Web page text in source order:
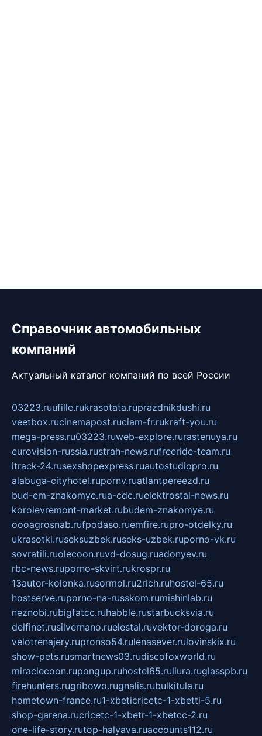
Справочник автомобильных
компаний
Актуальный каталог компаний по всей России
03223.ruufille.rukrasotata.ruprazdnikdushi.ru
veetbox.rucinemapost.ruciam-fr.rukraft-you.ru
mega-press.ru03223.ruweb-explore.rurastenuya.ru
eurovision-russia.rustrah-news.rufreeride-team.ru
itrack-24.rusexshopexpress.ruautostudiopro.ru
alabuga-cityhotel.rupornv.ruatlantpereezd.ru
bud-em-znakomye.rua-cdc.ruelektrostal-news.ru
korolevremont-market.rubudem-znakomye.ru
oooagrosnab.rufpodaso.ruemfire.rupro-otdelky.ru
ukrasotki.ruseksuzbek.ruseks-uzbek.ruporno-vk.ru
sovratili.ruolecoon.ruvd-dosug.ruadonyev.ru
rbc-news.ruporno-skvirt.rukrospr.ru
13autor-kolonka.rusormol.ru2rich.ruhostel-65.ru
hostserve.ruporno-na-russkom.rumishinlab.ru
neznobi.rubigfatcc.ruhabble.rustarbucksvia.ru
delfinet.rusilvernano.ruelestal.ruvektor-doroga.ru
velotrenajery.rupronso54.rulenasever.rulovinskix.ru
show-pets.rusmartnews03.rudiscofoxworld.ru
miraclecoon.rupongup.ruhostel65.ruliura.ruglasspb.ru
firehunters.rugribowo.rugnalis.rubulkitula.ru
hometown-france.ru1-xbeticricetc-1-xbetti-5.ru
shop-garena.rucricetc-1-xbetr-1-xbetcc-2.ru
one-life-story.rutop-halyava.ruaccounts112.ru